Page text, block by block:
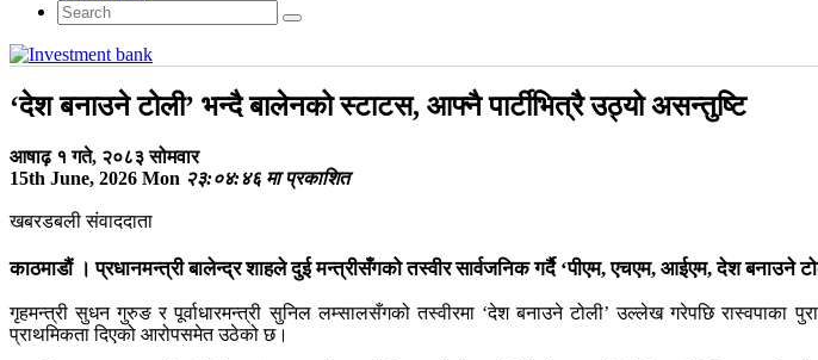
‘देश बनाउने टोली’ भन्दै बालेनको स्टाटस, आफ्नै पार्टीभित्रै उठ्यो असन्तुष्टि
आषाढ़ १ गते, २०८३ सोमवार
15th June, 2026 Mon २३:०४:४६ मा प्रकाशित
खबरडबली संवाददाता
काठमाडौं । प्रधानमन्त्री बालेन्द्र शाहले दुई मन्त्रीसँगको तस्वीर सार्वजनिक गर्दै ‘पीएम, एचएम, आईएम, देश बनाउने
गृहमन्त्री सुधन गुरुङ र पूर्वाधारमन्त्री सुनिल लम्सालसँगको तस्वीरमा ‘देश बनाउने टोली’ उल्लेख गरेपछि रास्वपाका
प्राथमिकता दिएको आरोपसमेत उठेको छ।